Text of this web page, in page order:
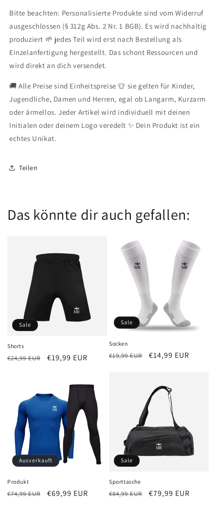
Bitte beachten: Personalisierte Produkte sind vom Widerruf
ausgeschlossen (§ 312g Abs. 2 Nr. 1 BGB). Es wird nachhaltig
produziert 🌱 jedes Teil wird erst nach Bestellung als
Einzelanfertigung hergestellt. Das schont Ressourcen und
wird direkt an dich versendet.
🚚 Alle Preise sind Einheitspreise 👕 sie gelten für Kinder,
Jugendliche, Damen und Herren, egal ob Langarm, Kurzarm
oder ärmellos. Jeder Artikel wird individuell mit deinen
Initialen oder deinem Logo veredelt ✨ Dein Produkt ist ein
echtes Unikat.
Teilen
Das könnte dir auch gefallen:
Sale
Shorts
Normaler
€24,99 EUR Verkaufspreis
€19,99 EUR
Sale
Socken
Normaler
€19,99 EUR Verkaufspreis
€14,99 EUR
Ausverkauft
Produkt
Normaler
€74,99 EUR Verkaufspreis
€69,99 EUR
Sale
Sporttasche
Normaler
€84,99 EUR Verkaufspreis
€79,99 EUR